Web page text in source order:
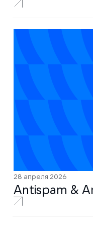
28 апреля 2026
Antispam &